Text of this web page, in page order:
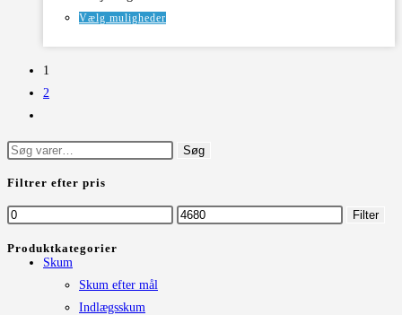
Vælg muligheder
varesiden
1
2
Søg
Søg
Filtrer efter pris
Mindste
Højeste
Filter
Produktkategorier
Skum
Skum efter mål
Indlægsskum